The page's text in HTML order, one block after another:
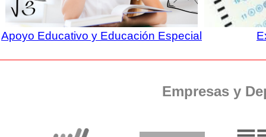
Apoyo Educativo y Educación Especial
Empresas y